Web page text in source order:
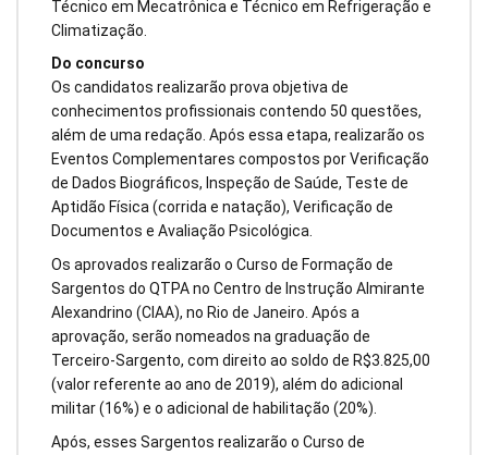
Técnico em Mecatrônica e Técnico em Refrigeração e
Climatização.
Do concurso
Os candidatos realizarão prova objetiva de
conhecimentos profissionais contendo 50 questões,
além de uma redação. Após essa etapa, realizarão os
Eventos Complementares compostos por Verificação
de Dados Biográficos, Inspeção de Saúde, Teste de
Aptidão Física (corrida e natação), Verificação de
Documentos e Avaliação Psicológica.
Os aprovados realizarão o Curso de Formação de
Sargentos do QTPA no Centro de Instrução Almirante
Alexandrino (CIAA), no Rio de Janeiro. Após a
aprovação, serão nomeados na graduação de
Terceiro-Sargento, com direito ao soldo de R$3.825,00
(valor referente ao ano de 2019), além do adicional
militar (16%) e o adicional de habilitação (20%).
Após, esses Sargentos realizarão o Curso de